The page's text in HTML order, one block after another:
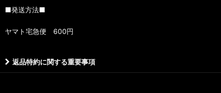
■発送方法■
ヤマト宅急便 600円
返品特約に関する重要事項